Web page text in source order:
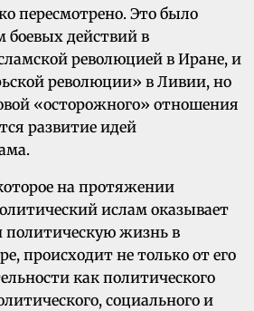
пересмотрено. Это было
боевых действий в
революцией в Иране, и
революции» в Ливии, но
«осторожного» отношения
развитие идей
на протяжении
ислам оказывает
политическую жизнь в
происходит не только от его
как политического
социального и